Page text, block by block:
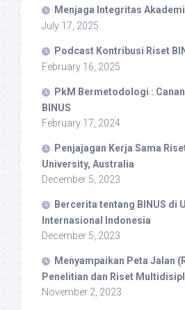
Menjaga Integritas
July 17, 2025
Podcast Kontribusi Riset
February 16, 2025
PkM Bermetodologi :
BINUS
February 17, 2024
Penjajagan Kerja Sama
University, Australia
December 5, 2023
Bercerita tentang BINUS di
Internasional Indonesia
December 5, 2023
Menyampaikan Peta Jalan
Penelitian dan Riset
November 2, 2023